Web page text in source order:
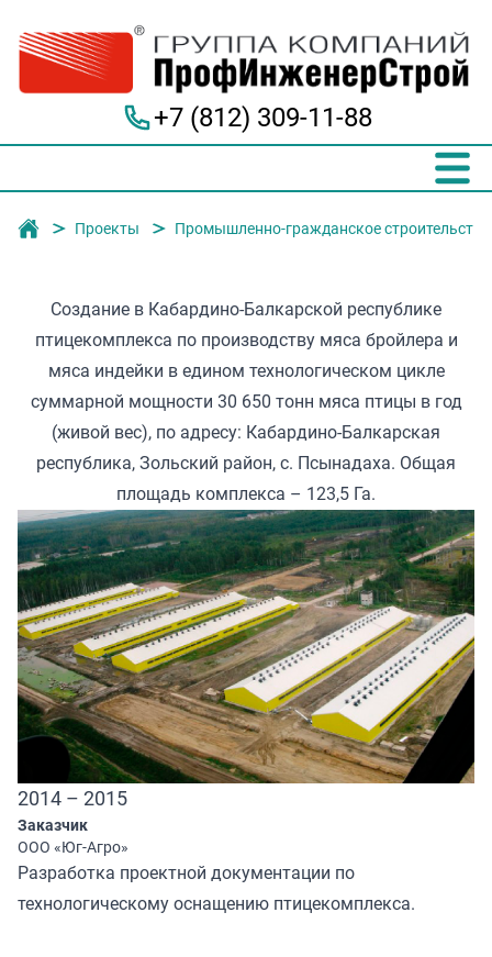
+7 (812) 309-11-88
Группа компаний "ПрофИнженерСтрой"
Проекты Промышленно-гражданское строительство
Создание в Кабардино-Балкарской республике
птицекомплекса по производству мяса бройлера и
мяса индейки в едином технологическом цикле
суммарной мощности 30 650 тонн мяса птицы в год
(живой вес), по адресу: Кабардино-Балкарская
республика, Зольский район, с. Псынадаха. Общая
площадь комплекса – 123,5 Га.
2014 – 2015
Заказчик
ООО «Юг-Агро»
Разработка проектной документации по
технологическому оснащению птицекомплекса.